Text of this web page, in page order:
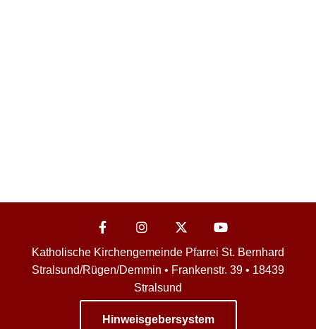
Katholische Kirchengemeinde Pfarrei St. Bernhard
Stralsund/Rügen/Demmin • Frankenstr. 39 • 18439
Stralsund
Hinweisgebersystem